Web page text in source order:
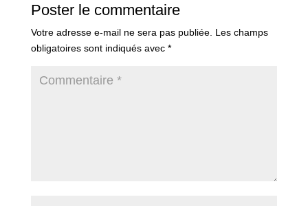
Poster le commentaire
Votre adresse e-mail ne sera pas publiée. Les champs
obligatoires sont indiqués avec *